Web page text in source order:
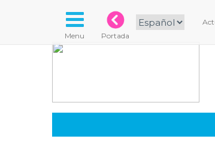
Menu Portada